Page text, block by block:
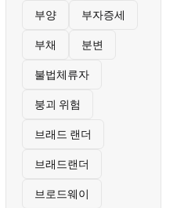
부양 부자증세
부채 분변
불법체류자
붕괴 위험
브래드 랜더
브래드랜더
브로드웨이